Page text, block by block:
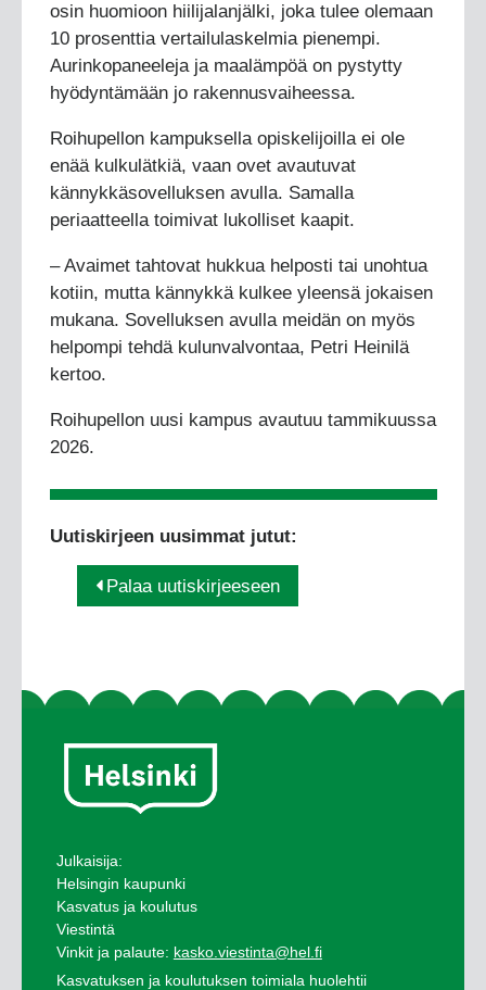
osin huomioon hiilijalanjälki, joka tulee olemaan
10 prosenttia vertailulaskelmia pienempi.
Aurinkopaneeleja ja maalämpöä on pystytty
hyödyntämään jo rakennusvaiheessa.
Roihupellon kampuksella opiskelijoilla ei ole
enää kulkulätkiä, vaan ovet avautuvat
kännykkäsovelluksen avulla. Samalla
periaatteella toimivat lukolliset kaapit.
– Avaimet tahtovat hukkua helposti tai unohtua
kotiin, mutta kännykkä kulkee yleensä jokaisen
mukana. Sovelluksen avulla meidän on myös
helpompi tehdä kulunvalvontaa, Petri Heinilä
kertoo.
Roihupellon uusi kampus avautuu tammikuussa
2026.
Uutiskirjeen uusimmat jutut:
Palaa uutiskirjeeseen
Julkaisija:
Helsingin kaupunki
Kasvatus ja koulutus
Viestintä
Vinkit ja palaute: kasko.viestinta@hel.fi
Kasvatuksen ja koulutuksen toimiala huolehtii